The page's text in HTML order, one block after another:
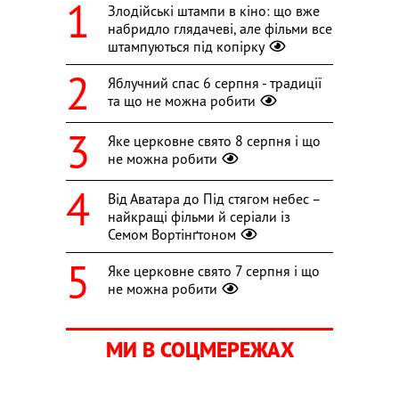
Злодійські штампи в кіно: що вже
набридло глядачеві, але фільми все
штампуються під копірку
Яблучний спас 6 серпня - традиції
та що не можна робити
Яке церковне свято 8 серпня і що
не можна робити
Від Аватара до Під стягом небес –
найкращі фільми й серіали із
Семом Вортінґтоном
Яке церковне свято 7 серпня і що
не можна робити
МИ В СОЦМЕРЕЖАХ